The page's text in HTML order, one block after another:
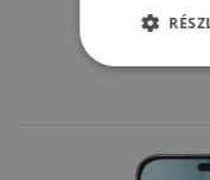
Gél borítás